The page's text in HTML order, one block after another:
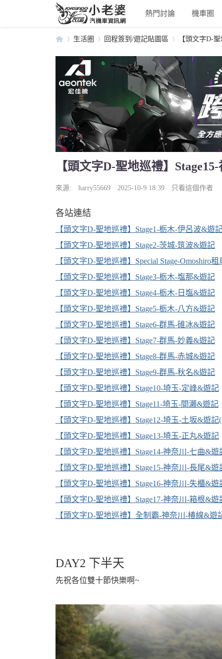
熱門討論 機車圈
小
婆
機
車
›
生活圈
›
回程簽到/遊記貼圖區
›
【頭文字D-
【頭文字D-聖地巡禮】
來源: harry55669 2025-10-9 18:39 只看這個作者
各站連結
【頭文字D-聖地巡禮】Stage1-栃木-伊呂波&遊
【頭文字D-聖地巡禮】Stage2-茨城-筑波&遊記
【頭文字D-聖地巡禮】Special Stage-Omoshiro租
【頭文字D-聖地巡禮】Stage3-栃木-塩那&遊記
【頭文字D-聖地巡禮】Stage4-栃木-日塩&遊記
【頭文字D-聖地巡禮】Stage5-栃木-八方&遊記
【頭文字D-聖地巡禮】Stage6-群馬-碓冰&遊記
【頭文字D-聖地巡禮】Stage7-群馬-妙義&遊記
【頭文字D-聖地巡禮】Stage8-群馬-赤城&遊記
【頭文字D-聖地巡禮】Stage9-群馬-秋名&遊記
【頭文字D-聖地巡禮】Stage10-埼玉-定峰&遊記
【頭文字D-聖地巡禮】Stage11-埼玉-間瀨&遊記
【頭文字D-聖地巡禮】Stage12-埼玉-土坂&遊
【頭文字D-聖地巡禮】Stage13-埼玉-正丸&遊記
【頭文字D-聖地巡禮】Stage14-神奈川-七曲&遊
【頭文字D-聖地巡禮】Stage15-神奈川-長尾&遊
【頭文字D-聖地巡禮】Stage16-神奈川-失櫃&遊
【頭文字D-聖地巡禮】Stage17-神奈川-箱根&遊
【頭文字D-聖地巡禮】全制霸-神奈川-椿線&遊
DAY2 下半天
先祝各位雙十節快樂啊~